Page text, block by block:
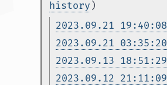
history )
2023.09.21 19:40:08
2023.09.21 03:35:20
2023.09.13 18:51:29
2023.09.12 21:11:09